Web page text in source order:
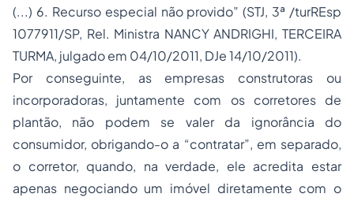
(...) 6. Recurso especial não provido” (STJ, 3ª /turREsp
1077911/SP, Rel. Ministra NANCY ANDRIGHI, TERCEIRA
TURMA, julgado em 04/10/2011, DJe 14/10/2011).
Por conseguinte, as empresas construtoras ou
incorporadoras, juntamente com os corretores de
plantão, não podem se valer da ignorância do
consumidor, obrigando-o a “contratar”, em separado,
o corretor, quando, na verdade, ele acredita estar
apenas negociando um imóvel diretamente com o